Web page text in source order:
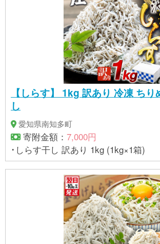
解凍日含め7日(要冷蔵) ■事業者 幸脇漁業生産組合
（お船出ちりめん村上屋） お船出ちりめん村上屋 宮
崎県 日向市 452061050
【しらす】 1kg 訳あり 冷凍 ち
し
愛知県南知多町
寄附金額： 7,000円
･しらす干し 訳あり 1kg (1kg×1箱)